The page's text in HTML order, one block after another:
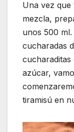
Una vez que
mezcla,
unos 500
cucharadas
cucharaditas
azúcar,
tiramisú en